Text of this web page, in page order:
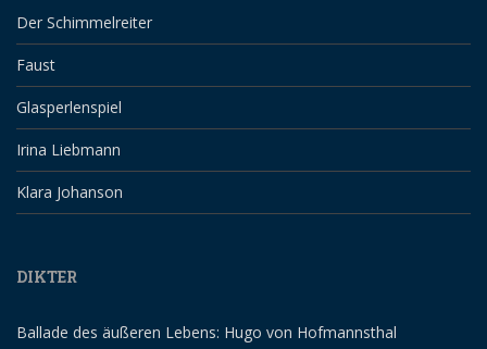
Der Schimmelreiter
Faust
Glasperlenspiel
Irina Liebmann
Klara Johanson
DIKTER
Ballade des äußeren Lebens: Hugo von Hofmannsthal